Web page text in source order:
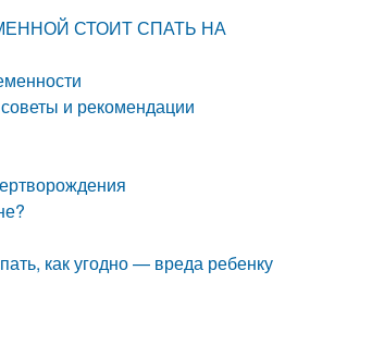
СТОИТ СПАТЬ НА
и рекомендации
как угодно — вреда ребенку